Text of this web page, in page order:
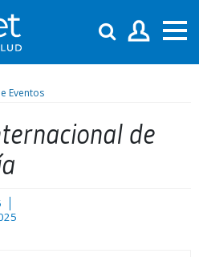
Eventos
de